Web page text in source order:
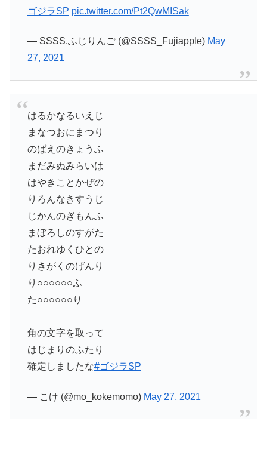
ゴジラSP pic.twitter.com/Pt2QwMISak
— SSSS.ふじりんご (@SSSS_Fujiapple) May
27, 2021
はるかなるいえじ
まなつおにまつり
のばえのきょうふ
まだみぬみらいは
はやきことかぜの
りろんなきすうじ
じかんのぎもんふ
まぼろしのすがた
たおれゆくひとの
りきがくのげんり
り○○○○○○ふ
た○○○○○○り
角の文字を取って
はじまりのふたり
確定しましたな#ゴジラSP
— こけ (@mo_kokemomo) May 27, 2021